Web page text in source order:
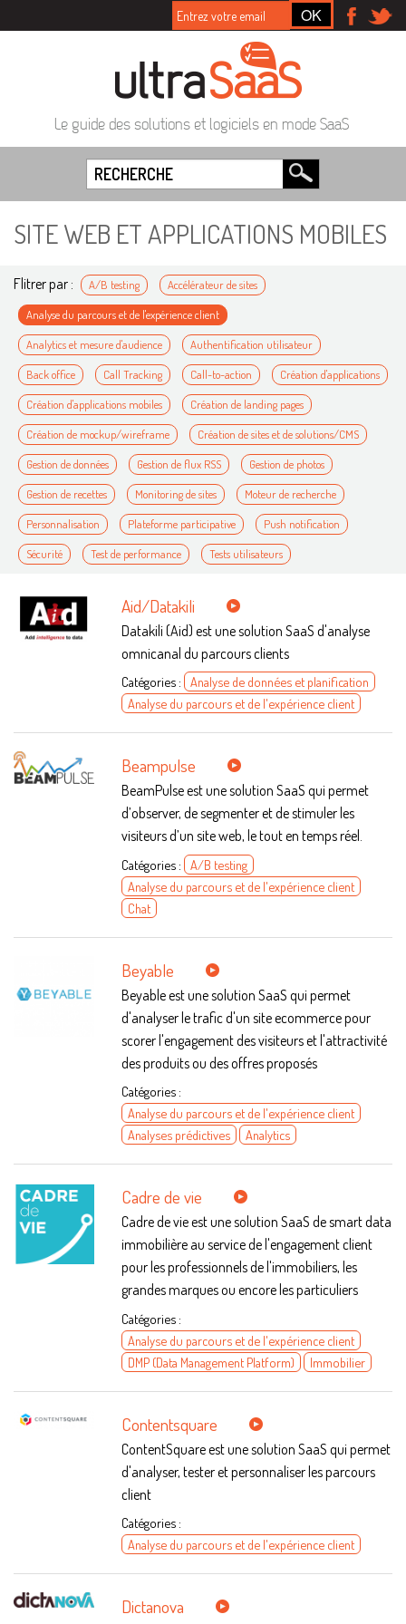
Le guide des solutions et logiciels en mode SaaS
SITE WEB ET APPLICATIONS MOBILES
Flitrer par : A/B testing Accélérateur de sites
Analyse du parcours et de l'expérience client
Analytics et mesure d'audience Authentification utilisateur
Back office Call Tracking Call-to-action Création d'applications
Création d'applications mobiles Création de landing pages
Création de mockup/wireframe Création de sites et de solutions/CMS
Gestion de données Gestion de flux RSS Gestion de photos
Gestion de recettes Monitoring de sites Moteur de recherche
Personnalisation Plateforme participative Push notification
Sécurité Test de performance Tests utilisateurs
Aid/Datakili
Datakili (Aid) est une solution SaaS d'analyse
omnicanal du parcours clients
Catégories :
Analyse de données et planification
Analyse du parcours et de l'expérience client
Beampulse
BeamPulse est une solution SaaS qui permet
d’observer, de segmenter et de stimuler les
visiteurs d’un site web, le tout en temps réel.
Catégories : A/B testing
Analyse du parcours et de l'expérience client
Chat
Beyable
Beyable est une solution SaaS qui permet
d'analyser le trafic d'un site ecommerce pour
scorer l'engagement des visiteurs et l'attractivité
des produits ou des offres proposés
Catégories :
Analyse du parcours et de l'expérience client
Analyses prédictives
Analytics
Cadre de vie
Cadre de vie est une solution SaaS de smart data
immobilière au service de l'engagement client
pour les professionnels de l'immobiliers, les
grandes marques ou encore les particuliers
Catégories :
Analyse du parcours et de l'expérience client
DMP (Data Management Platform)
Immobilier
Contentsquare
ContentSquare est une solution SaaS qui permet
d'analyser, tester et personnaliser les parcours
client
Catégories :
Analyse du parcours et de l'expérience client
Dictanova